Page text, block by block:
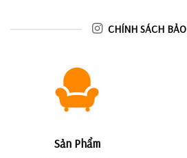
CHÍNH SÁCH
Sản Phẩm